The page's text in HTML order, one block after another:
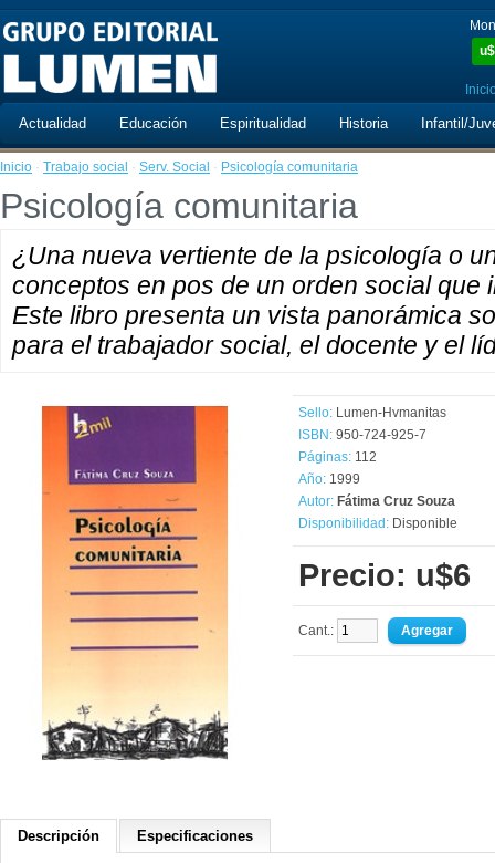
u$
Actualidad Educación Espiritualidad Historia Infantil/
Inicio · Trabajo social · Serv. Social · Psicología comunitaria
Psicología comunitaria
¿Una nueva vertiente de la psicología o
conceptos en pos de un orden social que
Este libro presenta un vista panorámica
para el trabajador social, el docente y el
Sello: Lumen-Hvmanitas
ISBN: 950-724-925-7
Páginas: 112
Año: 1999
Autor: Fátima Cruz Souza
Disponibilidad: Disponible
Precio: u$6
Cant.:
Descripción Especificaciones